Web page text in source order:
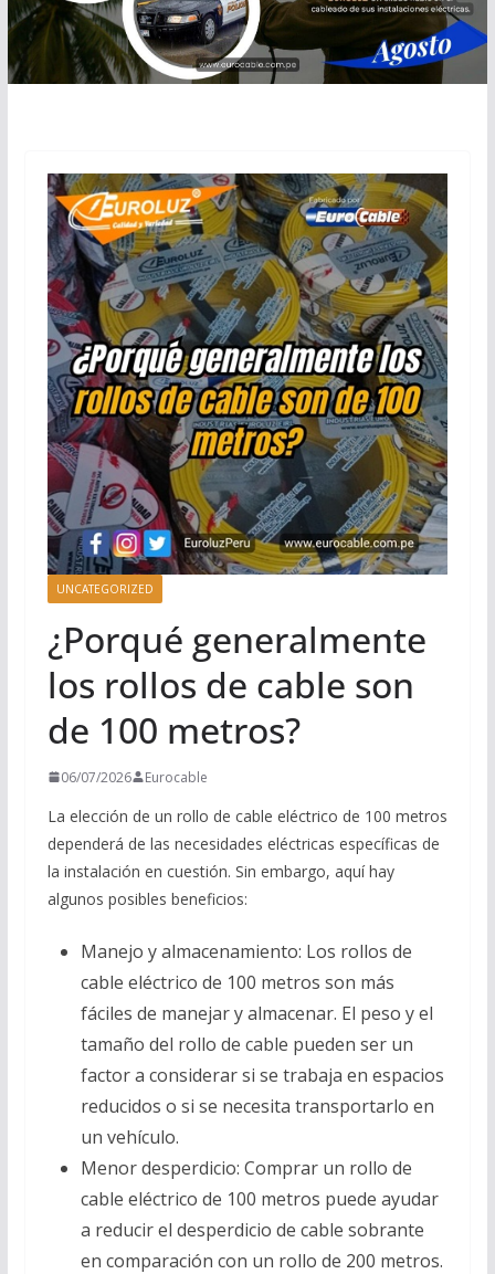
UNCATEGORIZED
¿Porqué generalmente
los rollos de cable son
de 100 metros?
06/07/2026 Eurocable
La elección de un rollo de cable eléctrico de 100 metros
dependerá de las necesidades eléctricas específicas de
la instalación en cuestión. Sin embargo, aquí hay
algunos posibles beneficios:
Manejo y almacenamiento: Los rollos de
cable eléctrico de 100 metros son más
fáciles de manejar y almacenar. El peso y el
tamaño del rollo de cable pueden ser un
factor a considerar si se trabaja en espacios
reducidos o si se necesita transportarlo en
un vehículo.
Menor desperdicio: Comprar un rollo de
cable eléctrico de 100 metros puede ayudar
a reducir el desperdicio de cable sobrante
en comparación con un rollo de 200 metros.